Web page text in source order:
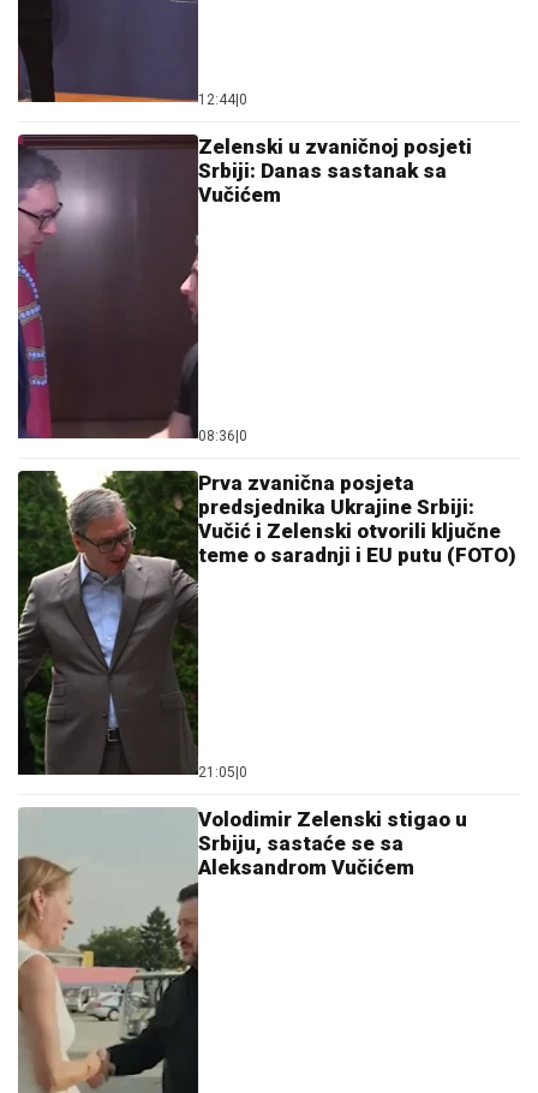
12:44 0
Zelenski u zvaničnoj posjeti
Srbiji: Danas sastanak sa
Vučićem
08:36 0
Prva zvanična posjeta
predsjednika Ukrajine Srbiji:
Vučić i Zelenski otvorili ključne
teme o saradnji i EU putu (FOTO)
21:05 0
Volodimir Zelenski stigao u
Srbiju, sastaće se sa
Aleksandrom Vučićem